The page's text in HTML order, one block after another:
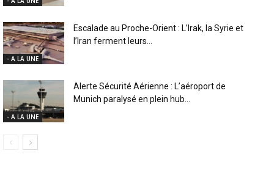
- A LA UNE
Escalade au Proche-Orient : L’Irak, la Syrie et
l’Iran ferment leurs...
- A LA UNE
Alerte Sécurité Aérienne : L’aéroport de
Munich paralysé en plein hub...